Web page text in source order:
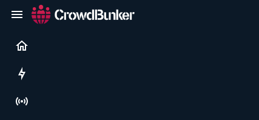
Live